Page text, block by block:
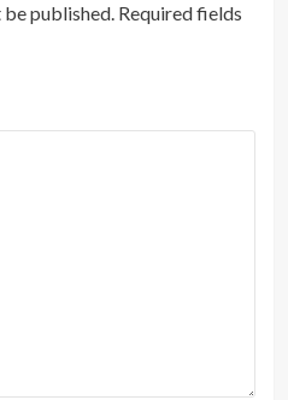
published. Required fields